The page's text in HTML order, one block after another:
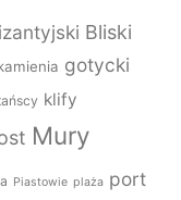
Bliski
gotycki
klify
Mury
Piastowie plaża port